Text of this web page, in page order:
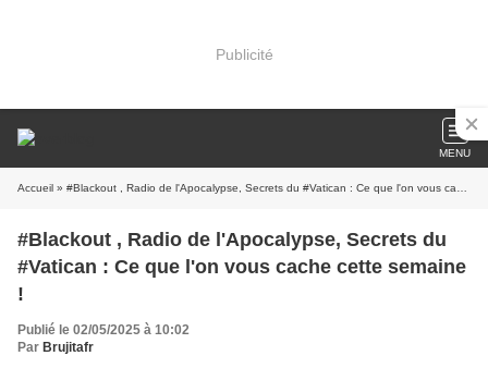
Publicité
MENU
Accueil » #Blackout , Radio de l'Apocalypse, Secrets du #Vatican : Ce que l'on vous cache cette semaine !
#Blackout , Radio de l'Apocalypse, Secrets du
#Vatican : Ce que l'on vous cache cette semaine
!
Publié le 02/05/2025 à 10:02
Par Brujitafr